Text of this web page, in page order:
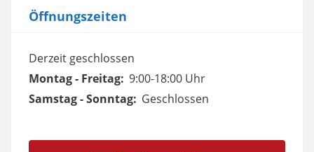
Öffnungszeiten
Derzeit geschlossen
Montag - Freitag: 9:00-18:00 Uhr
Samstag - Sonntag: Geschlossen